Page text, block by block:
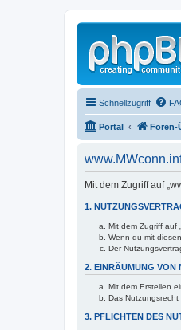
Schnellzugriff
Portal Foren-
Mit dem Zugriff auf
1.
Mit dem Zugriff auf
Wenn du mit
Der
2. EINRÄUMUNG VON
Mit dem Erstellen
Das
3. PFLICHTEN DES